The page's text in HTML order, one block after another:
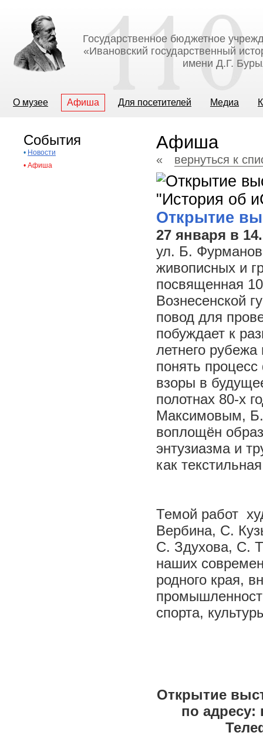
Государственное бюджетное
«Ивановский государственный
имени Д.Г.
О музее Афиша Для посетителей Медиа
События
• Новости
• Афиша
Афиша
« вернуться к
Открытие
27 января в
ул. Б.
живописных и
посвященная
Вознесенской
повод для
побуждает к
летнего рубежа
понять
взоры в
полотнах 80-х
Максимовым,
воплощён
энтузиазма и
как
Темой работ
Вербина, С.
С. Здухова, С.
наших
родного края,
спорта,
Открытие
по адресу: